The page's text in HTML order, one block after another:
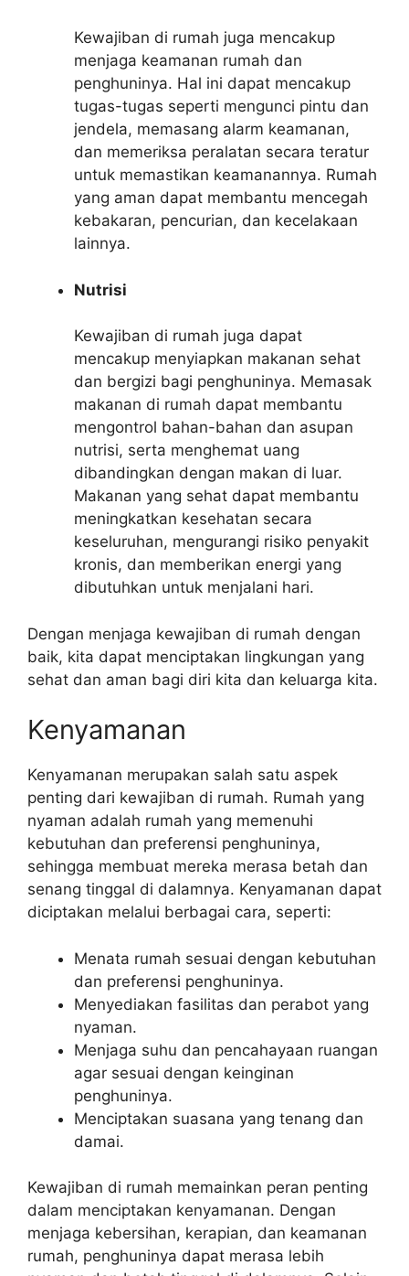
Kewajiban di rumah juga mencakup
menjaga keamanan rumah dan
penghuninya. Hal ini dapat mencakup
tugas-tugas seperti mengunci pintu dan
jendela, memasang alarm keamanan,
dan memeriksa peralatan secara teratur
untuk memastikan keamanannya. Rumah
yang aman dapat membantu mencegah
kebakaran, pencurian, dan kecelakaan
lainnya.
Nutrisi
Kewajiban di rumah juga dapat
mencakup menyiapkan makanan sehat
dan bergizi bagi penghuninya. Memasak
makanan di rumah dapat membantu
mengontrol bahan-bahan dan asupan
nutrisi, serta menghemat uang
dibandingkan dengan makan di luar.
Makanan yang sehat dapat membantu
meningkatkan kesehatan secara
keseluruhan, mengurangi risiko penyakit
kronis, dan memberikan energi yang
dibutuhkan untuk menjalani hari.
Dengan menjaga kewajiban di rumah dengan
baik, kita dapat menciptakan lingkungan yang
sehat dan aman bagi diri kita dan keluarga kita.
Kenyamanan
Kenyamanan merupakan salah satu aspek
penting dari kewajiban di rumah. Rumah yang
nyaman adalah rumah yang memenuhi
kebutuhan dan preferensi penghuninya,
sehingga membuat mereka merasa betah dan
senang tinggal di dalamnya. Kenyamanan dapat
diciptakan melalui berbagai cara, seperti:
Menata rumah sesuai dengan kebutuhan
dan preferensi penghuninya.
Menyediakan fasilitas dan perabot yang
nyaman.
Menjaga suhu dan pencahayaan ruangan
agar sesuai dengan keinginan
penghuninya.
Menciptakan suasana yang tenang dan
damai.
Kewajiban di rumah memainkan peran penting
dalam menciptakan kenyamanan. Dengan
menjaga kebersihan, kerapian, dan keamanan
rumah, penghuninya dapat merasa lebih